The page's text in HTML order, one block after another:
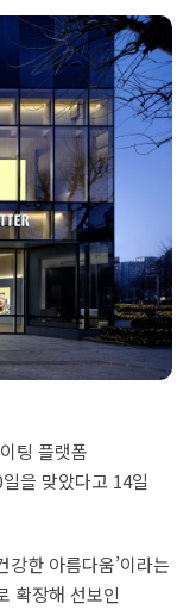
팅 플랫폼
을 맞았다고 14일
강한 아름다움’이라는
확장해 선보인